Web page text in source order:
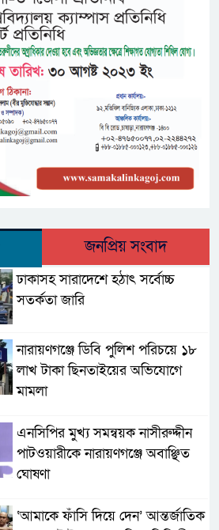
জনপ্রিয় সংবাদ
ঢাকাসহ সারাদেশে হঠাৎ সর্বোচ্চ
সতর্কতা জা‌রি
নারায়ণগঞ্জে ডিবি পুলিশ পরিচয়ে ১৮
লাখ টাকা ছিনতাইয়ের অভিযোগে
মামলা
এনসিপির মুখ্য সমন্বয়ক নাসীরুদ্দীন
পাটওয়ারীকে নারায়ণগঞ্জে অবাঞ্ছিত
ঘোষণা
‘আমাকে ফাঁসি দিয়ে দেন’ আন্তর্জাতিক